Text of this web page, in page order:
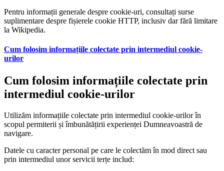
Pentru informații generale despre cookie-uri, consultați surse
suplimentare despre fișierele cookie HTTP, inclusiv dar fără limitare
la Wikipedia.
Cum folosim informațiile colectate prin intermediul cookie-
urilor
Cum folosim informațiile colectate prin
intermediul cookie-urilor
Utilizăm informațiile colectate prin intermediul cookie-urilor în
scopul permiterii și îmbunătățirii experienței Dumneavoastră de
navigare.
Datele cu caracter personal pe care le colectăm în mod direct sau
prin intermediul unor servicii terțe includ: